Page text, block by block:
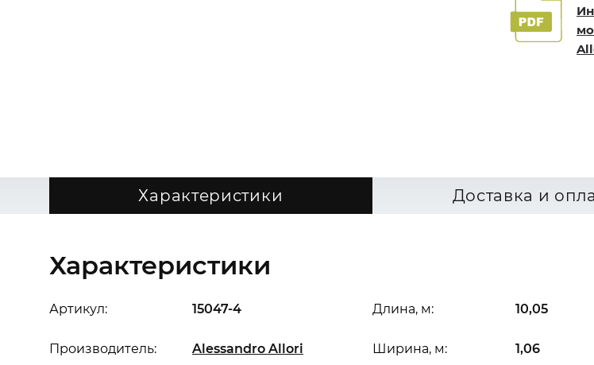
Характеристики Доставка и
Характеристики
Артикул: 15047-4
Производитель: Alessandro Allori
Длина, м: 10,05
Ширина, м: 1,06